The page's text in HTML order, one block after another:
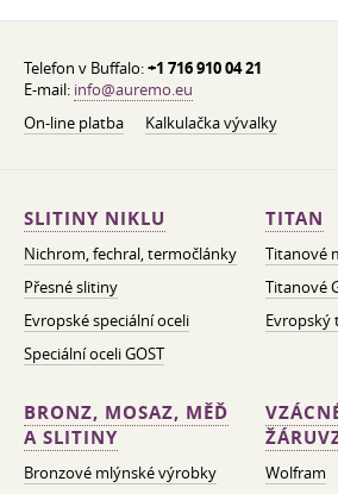
Telefon v Buffalo:+1 716 910 04 21
E-mail: info@auremo.eu
On-line platba
Kalkulačka vývalky
SLITINY NIKLU
Nichrom, fechral, termočlánky
Přesné slitiny
Evropské speciální oceli
Speciální oceli GOST
TITAN
Titanové
Titanové
Evropský
BRONZ, MOSAZ, MĚĎ
A SLITINY
Bronzové mlýnské výrobky
Wolfram